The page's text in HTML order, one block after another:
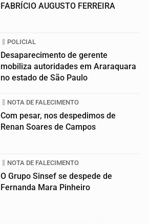
FABRÍCIO AUGUSTO FERREIRA
POLICIAL
Desaparecimento de gerente
mobiliza autoridades em Araraquara
no estado de São Paulo
NOTA DE FALECIMENTO
Com pesar, nos despedimos de
Renan Soares de Campos
NOTA DE FALECIMENTO
O Grupo Sinsef se despede de
Fernanda Mara Pinheiro